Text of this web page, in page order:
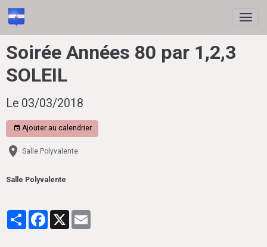
Soirée Années 80 par 1,2,3
SOLEIL
Le 03/03/2018
Ajouter au calendrier
Salle Polyvalente
Salle Polyvalente
PartagerFacebook
X